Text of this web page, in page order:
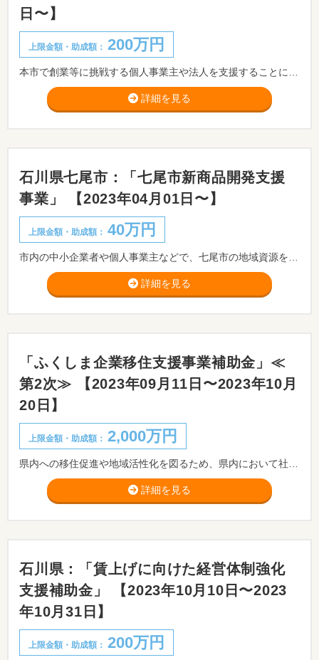
日〜】
上限金額・助成額： 200万円
詳細を見る
石川県七尾市：「七尾市新商品開発支援
事業」 【2023年04月01日〜】
上限金額・助成額： 40万円
詳細を見る
「ふくしま企業移住支援事業補助金」≪
第2次≫ 【2023年09月11日〜2023年10月
20日】
上限金額・助成額： 2,000万円
詳細を見る
石川県：「賃上げに向けた経営体制強化
支援補助金」 【2023年10月10日〜2023
年10月31日】
上限金額・助成額： 200万円